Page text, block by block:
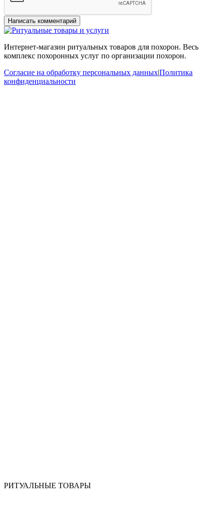
Интернет-магазин ритуальных товаров для похорон. Весь
комплекс похоронных услуг по организации похорон.
Согласие на обработку персональных данныхПолитика
конфиденциальности
РИТУАЛЬНЫЕ ТОВАРЫ